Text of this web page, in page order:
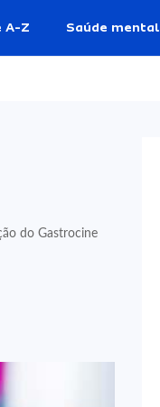
A-Z Saúde mental
do Gastrocine